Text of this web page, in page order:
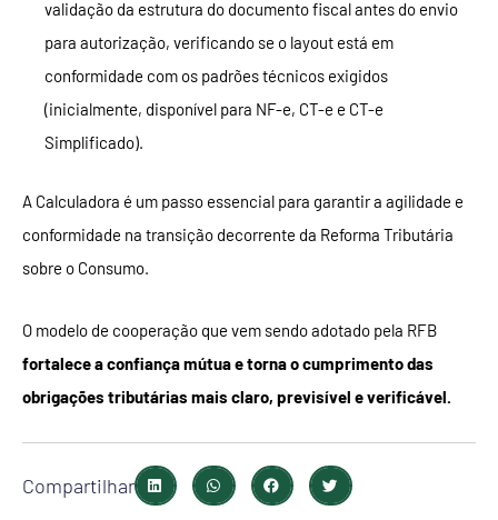
validação da estrutura do documento fiscal antes do envio
para autorização, verificando se o layout está em
conformidade com os padrões técnicos exigidos
(inicialmente, disponível para NF-e, CT-e e CT-e
Simplificado).
A Calculadora é um passo essencial para garantir a agilidade e
conformidade na transição decorrente da Reforma Tributária
sobre o Consumo.
O modelo de cooperação que vem sendo adotado pela RFB
fortalece a confiança mútua e torna o cumprimento das
obrigações tributárias mais claro, previsível e verificável.
Compartilhar